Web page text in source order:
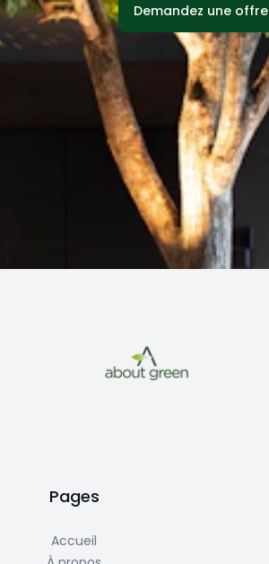
Demandez une offre
Pages
Accueil